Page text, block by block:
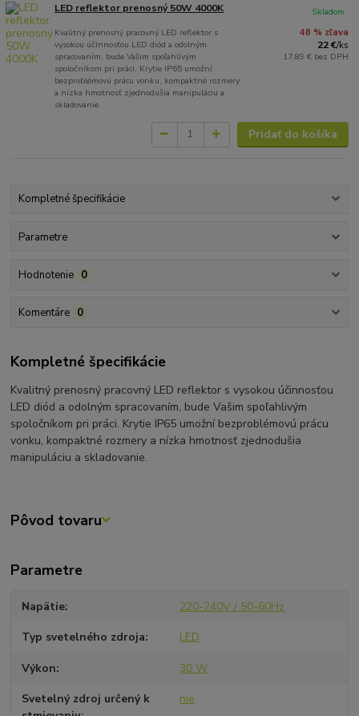
LED reflektor prenosný 50W 4000K
Kvalitný prenosný pracovný LED reflektor s
vysokou účinnosťou LED diód a odolným
spracovaním, bude Vašim spoľahlivým
spoločníkom pri práci. Krytie IP65 umožní
bezproblémovú prácu vonku, kompaktné rozmery
a nízka hmotnosť zjednodušia manipuláciu a
skladovanie.
48 % zľava
22 €/ks
17,89 € bez DPH
Skladom
Pridať do košíka
Kompletné špecifikácie
Parametre
Hodnotenie 0
Komentáre 0
Kompletné špecifikácie
Kvalitný prenosný pracovný LED reflektor s vysokou účinnosťou
LED diód a odolným spracovaním, bude Vašim spoľahlivým
spoločníkom pri práci. Krytie IP65 umožní bezproblémovú prácu
vonku, kompaktné rozmery a nízka hmotnosť zjednodušia
manipuláciu a skladovanie.
Pôvod tovaru
Parametre
Napätie 220-240V / 50-60Hz
Typ svetelného zdroja LED
Výkon 30 W
Svetelný zdroj určený k
nie